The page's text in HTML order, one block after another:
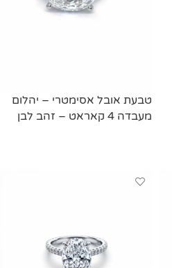
טבעת אובל אסימטרי – יהלום
מעבדה 4 קאראט – זהב לבן